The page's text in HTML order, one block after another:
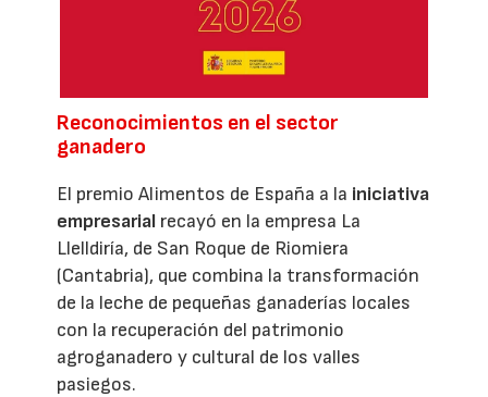
Reconocimientos en el sector
ganadero
El premio Alimentos de España a la iniciativa
empresarial recayó en la empresa La
Llelldiría, de San Roque de Riomiera
(Cantabria), que combina la transformación
de la leche de pequeñas ganaderías locales
con la recuperación del patrimonio
agroganadero y cultural de los valles
pasiegos.